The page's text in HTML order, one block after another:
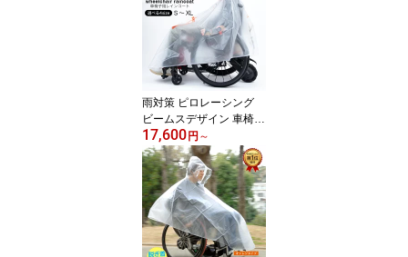
雨対策 ピロレーシング
ビームスデザイン 車椅子
用レインコート 雨の車椅
子移動を快適に 男女兼用
BMSR001-0400 送料無
料 おすすめ 雨 台風 梅雨
人気 介助 ポンチョ 雨合
羽 カッパ 雨具 雨カバー
外出 雨の日 介護用品 福
祉用具 お出かけ 車いす
17,600 円 ～